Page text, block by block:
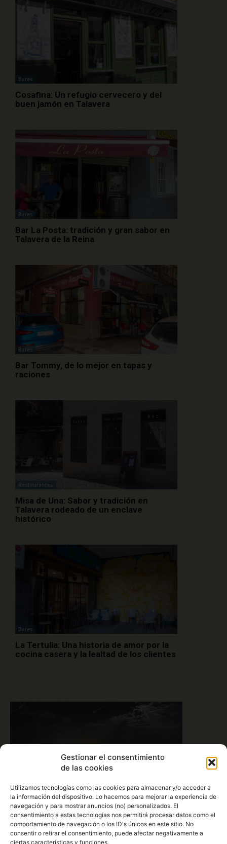
Gestionar el consentimiento
de las cookies
Utilizamos tecnologías como las cookies para almacenar y/o acceder a
la información del dispositivo. Lo hacemos para mejorar la experiencia de
navegación y para mostrar anuncios (no) personalizados. El
consentimiento a estas tecnologías nos permitirá procesar datos como el
comportamiento de navegación o los ID's únicos en este sitio. No
consentir o retirar el consentimiento, puede afectar negativamente a
ciertas características y funciones.
Bares
Cosafina: Un refugio cervecero y del
buen jamón en Talavera
Bares
Bar La Posta: tradición y gran sabor en
Talavera de la Reina
Bares
Bar Tommy, de lo mejor en tapas y
raciones
Restaurantes
Misa de Una: Sabor y tradición en
Talavera rodeado de un enclave
histórico
Bares
La Tertulia: Una historia de amor por la
cocina casera y la lealtad de los clientes
III Ruta Senderista Nocturna «Las
Perseidas» en Santa Olalla